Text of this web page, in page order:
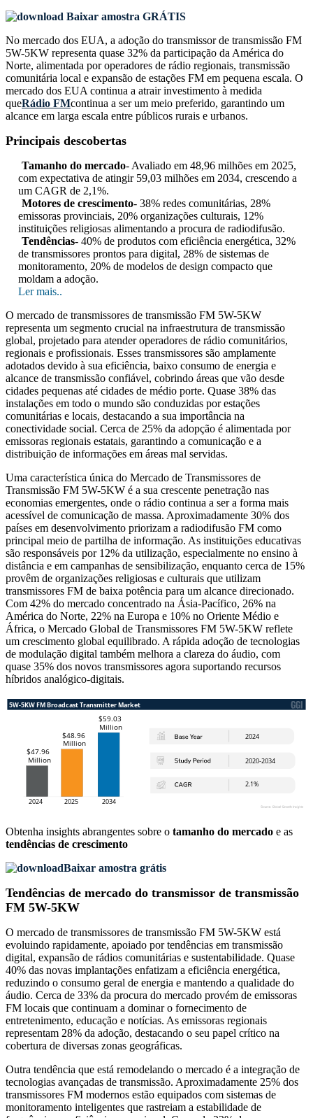
Baixar amostra GRÁTIS
No mercado dos EUA, a adoção do transmissor de transmissão FM
5W-5KW representa quase 32% da participação da América do
Norte, alimentada por operadores de rádio regionais, transmissão
comunitária local e expansão de estações FM em pequena escala. O
mercado dos EUA continua a atrair investimento à medida
queRádio FMcontinua a ser um meio preferido, garantindo um
alcance em larga escala entre públicos rurais e urbanos.
Principais descobertas
Tamanho do mercado- Avaliado em 48,96 milhões em 2025,
com expectativa de atingir 59,03 milhões em 2034, crescendo a
um CAGR de 2,1%.
Motores de crescimento- 38% redes comunitárias, 28%
emissoras provinciais, 20% organizações culturais, 12%
instituições religiosas alimentando a procura de radiodifusão.
Tendências- 40% de produtos com eficiência energética, 32%
de transmissores prontos para digital, 28% de sistemas de
monitoramento, 20% de modelos de design compacto que
moldam a adoção.
Ler mais..
O mercado de transmissores de transmissão FM 5W-5KW
representa um segmento crucial na infraestrutura de transmissão
global, projetado para atender operadores de rádio comunitários,
regionais e profissionais. Esses transmissores são amplamente
adotados devido à sua eficiência, baixo consumo de energia e
alcance de transmissão confiável, cobrindo áreas que vão desde
cidades pequenas até cidades de médio porte. Quase 38% das
instalações em todo o mundo são conduzidas por estações
comunitárias e locais, destacando a sua importância na
conectividade social. Cerca de 25% da adopção é alimentada por
emissoras regionais estatais, garantindo a comunicação e a
distribuição de informações em áreas mal servidas.
Uma característica única do Mercado de Transmissores de
Transmissão FM 5W-5KW é a sua crescente penetração nas
economias emergentes, onde o rádio continua a ser a forma mais
acessível de comunicação de massa. Aproximadamente 30% dos
países em desenvolvimento priorizam a radiodifusão FM como
principal meio de partilha de informação. As instituições educativas
são responsáveis ​​por 12% da utilização, especialmente no ensino à
distância e em campanhas de sensibilização, enquanto cerca de 15%
provêm de organizações religiosas e culturais que utilizam
transmissores FM de baixa potência para um alcance direcionado.
Com 42% do mercado concentrado na Ásia-Pacífico, 26% na
América do Norte, 22% na Europa e 10% no Oriente Médio e
África, o Mercado Global de Transmissores FM 5W-5KW reflete
um crescimento global equilibrado. A rápida adoção de tecnologias
de modulação digital também melhora a clareza do áudio, com
quase 35% dos novos transmissores agora suportando recursos
híbridos analógico-digitais.
Obtenha insights abrangentes sobre o tamanho do mercado e as
tendências de crescimento
Baixar amostra grátis
Tendências de mercado do transmissor de transmissão
FM 5W-5KW
O mercado de transmissores de transmissão FM 5W-5KW está
evoluindo rapidamente, apoiado por tendências em transmissão
digital, expansão de rádios comunitárias e sustentabilidade. Quase
40% das novas implantações enfatizam a eficiência energética,
reduzindo o consumo geral de energia e mantendo a qualidade do
áudio. Cerca de 33% da procura do mercado provém de emissoras
FM locais que continuam a dominar o fornecimento de
entretenimento, educação e notícias. As emissoras regionais
representam 28% da adoção, destacando o seu papel crítico na
cobertura de diversas zonas geográficas.
Outra tendência que está remodelando o mercado é a integração de
tecnologias avançadas de transmissão. Aproximadamente 25% dos
transmissores FM modernos estão equipados com sistemas de
monitoramento inteligentes que rastreiam a estabilidade de